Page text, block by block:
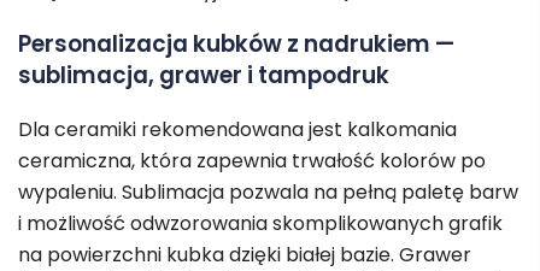
Personalizacja kubków z nadrukiem —
sublimacja, grawer i tampodruk
Dla ceramiki rekomendowana jest kalkomania
ceramiczna, która zapewnia trwałość kolorów po
wypaleniu. Sublimacja pozwala na pełną paletę barw
i możliwość odwzorowania skomplikowanych grafik
na powierzchni kubka dzięki białej bazie. Grawer